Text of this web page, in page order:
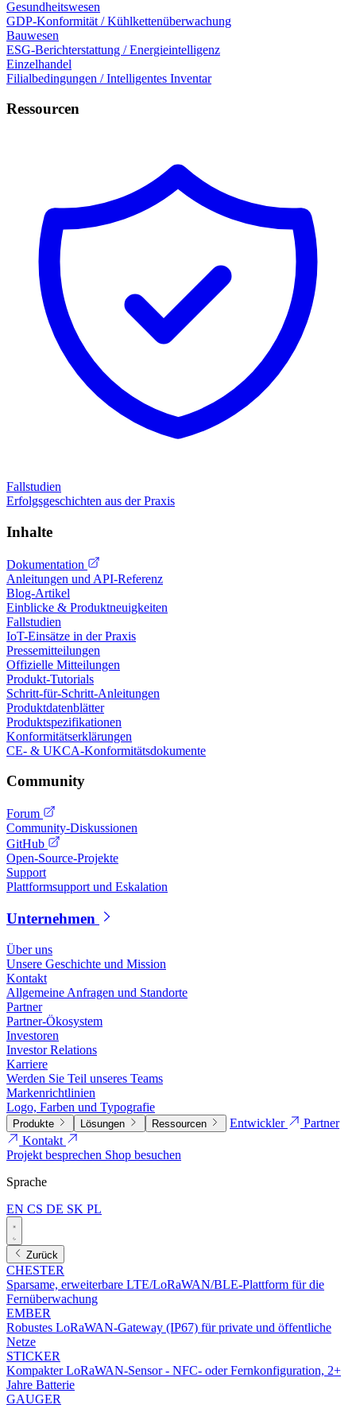
Gesundheitswesen
GDP-Konformität / Kühlkettenüberwachung
Bauwesen
ESG-Berichterstattung / Energieintelligenz
Einzelhandel
Filialbedingungen / Intelligentes Inventar
Ressourcen
Fallstudien
Erfolgsgeschichten aus der Praxis
Inhalte
Dokumentation
Anleitungen und API-Referenz
Blog-Artikel
Einblicke & Produktneuigkeiten
Fallstudien
IoT-Einsätze in der Praxis
Pressemitteilungen
Offizielle Mitteilungen
Produkt-Tutorials
Schritt-für-Schritt-Anleitungen
Produktdatenblätter
Produktspezifikationen
Konformitätserklärungen
CE- & UKCA-Konformitätsdokumente
Community
Forum
Community-Diskussionen
GitHub
Open-Source-Projekte
Support
Plattformsupport und Eskalation
Unternehmen
Über uns
Unsere Geschichte und Mission
Kontakt
Allgemeine Anfragen und Standorte
Partner
Partner-Ökosystem
Investoren
Investor Relations
Karriere
Werden Sie Teil unseres Teams
Markenrichtlinien
Logo, Farben und Typografie
Produkte Lösungen Ressourcen Entwickler
Partner
Kontakt
Projekt besprechen Shop besuchen
Sprache
EN CS DE SK PL
Zurück
CHESTER
Sparsame, erweiterbare LTE/LoRaWAN/BLE-Plattform für die
Fernüberwachung
EMBER
Robustes LoRaWAN-Gateway (IP67) für private und öffentliche
Netze
STICKER
Kompakter LoRaWAN-Sensor - NFC- oder Fernkonfiguration, 2+
Jahre Batterie
GAUGER